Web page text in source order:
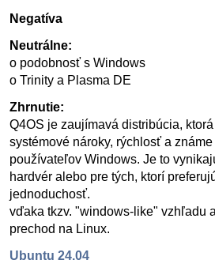
Negatíva
Neutrálne:
o podobnosť s Windows
o Trinity a Plasma DE
Zhrnutie:
Q4OS je zaujímavá distribúcia,
systémové nároky, rýchlosť a
používateľov Windows. Je to
hardvér alebo pre tých, ktorí
jednoduchosť.
vďaka tkzv. "windows-like" vzhľadu
prechod na Linux.
Ubuntu 24.04